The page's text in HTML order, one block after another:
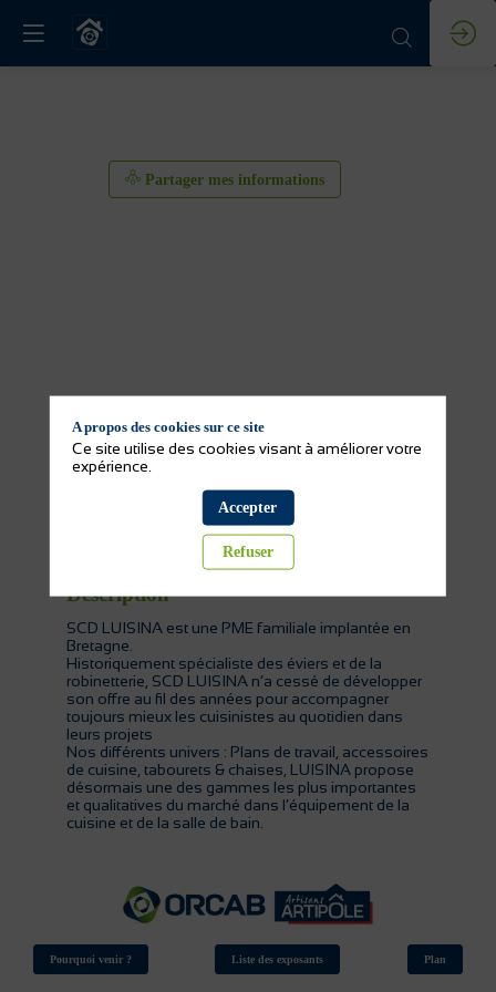
Partager mes informations
Partager mes informations
Activité(s) de l'exposant
Description
SCD LUISINA est une PME familiale implantée en
Bretagne.
Historiquement spécialiste des éviers et de la
robinetterie, SCD LUISINA n’a cessé de développer
son offre au fil des années pour accompagner
toujours mieux les cuisinistes au quotidien dans
leurs projets
Nos différents univers : Plans de travail, accessoires
de cuisine, tabourets & chaises, LUISINA propose
désormais une des gammes les plus importantes
et qualitatives du marché dans l’équipement de la
cuisine et de la salle de bain.
Mentions légales Données personnelles
Pourquoi venir ? Liste des exposants Plan
A propos des cookies sur ce site
Ce site utilise des cookies visant à améliorer votre
expérience.
Accepter
Refuser